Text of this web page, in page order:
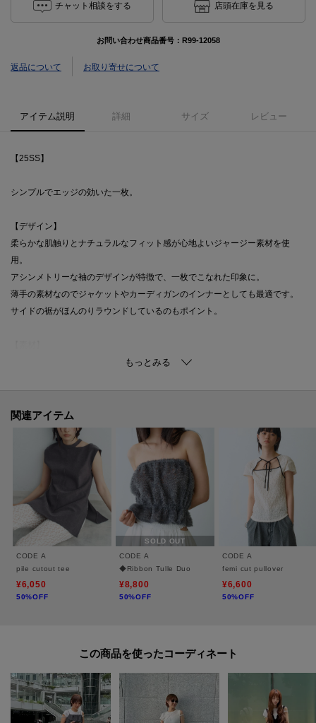
チャット相談をする 店頭在庫を見る
お問い合わせ商品番号： R99-12058
返品について お取り寄せについて
アイテム説明 詳細 サイズ レビュー
【25SS】
シンプルでエッジの効いた一枚。
【デザイン】
柔らかな肌触りとナチュラルなフィット感が心地よいジャージー素材を使
用。
アシンメトリーな袖のデザインが特徴で、一枚でこなれた印象に。
薄手の素材なのでジャケットやカーディガンのインナーとしても最適です。
サイドの裾がほんのりラウンドしているのもポイント。
ジャージー素材は、通気性が良く柔軟性に富んでいるため一日中快適。
【スタイリング】
ショート丈なのでワイドパンツなどにも合わせやすく、インせずにラフに着
ることで今っぽく仕上がります。
薄手なのでワンピースなどのインナー使いにも最適。
＃アシンメトリー ＃ジャージー素材 ＃着回し ＃カジュアル ＃オンオフ
【CODE A ｜ コードエー】
FAV FASHION． FAV STYLE．をコンセプトに掲げ、自分らしく自由にファッ
ションを楽しむ女性にむけたラインナップを提案しています。
た、パソコン・スマートフォンなどの環境により、若干製品と画像のカラー
関連アイテム
CODE A
pile cutout tee
¥6,050
50%OFF
SOLD OUT
CODE A
◆Ribbon Tulle Duo
¥8,800
50%OFF
CODE A
femi cut pullover
¥6,600
50%OFF
この商品を使った